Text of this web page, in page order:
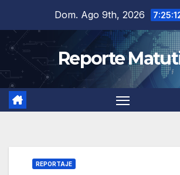
contenido
Dom. Ago 9th, 2026
Reporte
REPORTAJE